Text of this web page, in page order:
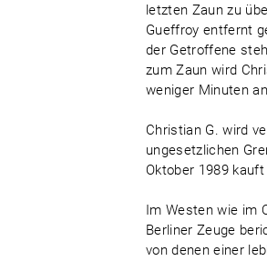
letzten Zaun zu
Gueffroy entfernt
der Getroffene
zum Zaun wird
weniger Minuten
Christian G. wird
ungesetzlichen
Oktober 1989
Im Westen wie im
Berliner Zeuge
von denen einer